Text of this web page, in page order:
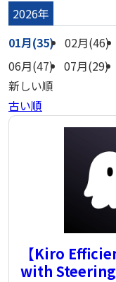
2026年
01月(35)
02月(46)
06月(47)
07月(29)
新しい順
古い順
【Kiro
with Steering